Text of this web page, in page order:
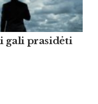
gali prasidėti